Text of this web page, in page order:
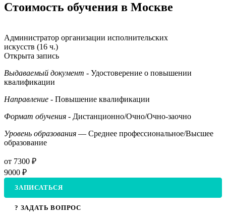
Стоимость обучения в Москве
Администратор организации исполнительских
искусств (16 ч.)
Открыта запись
Выдаваемый документ - Удостоверение о повышении
квалификации
Направление - Повышение квалификации
Формат обучения - Дистанционно/Очно/Очно-заочно
Уровень образования — Среднее профессиональное/Высшее
образование
от 7300 ₽
9000 ₽
ЗАПИСАТЬСЯ
? ЗАДАТЬ ВОПРОС